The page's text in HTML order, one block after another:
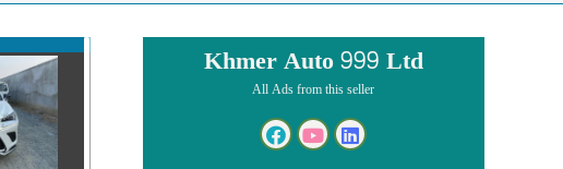
Khmer Auto 999 Ltd
All Ads from this seller